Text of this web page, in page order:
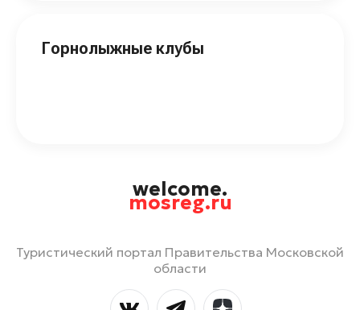
Горнолыжные клубы
welcome.
mosreg.ru
Туристический портал Правительства Московской
области